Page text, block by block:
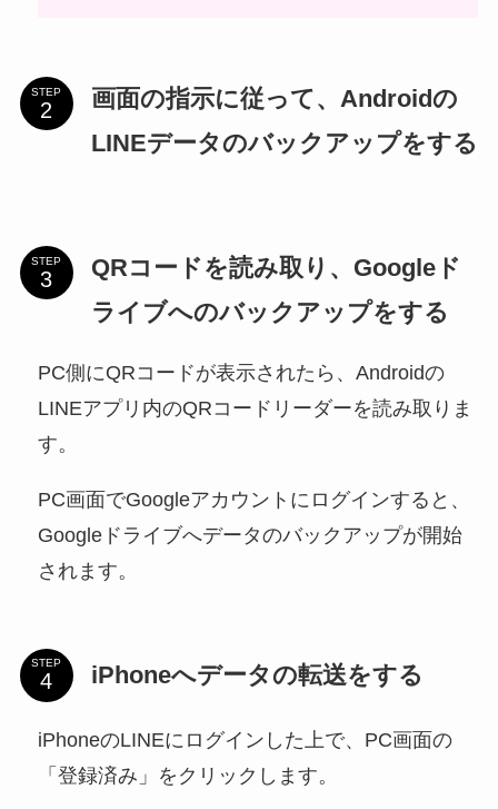
STEP
画面の指示に従って、Androidの
LINEデータのバックアップをする
STEP
QRコードを読み取り、Googleド
ライブへのバックアップをする
PC側にQRコードが表示されたら、Androidの
LINEアプリ内のQRコードリーダーを読み取りま
す。
PC画面でGoogleアカウントにログインすると、
Googleドライブへデータのバックアップが開始
されます。
STEP iPhoneへデータの転送をする
iPhoneのLINEにログインした上で、PC画面の
「登録済み」をクリックします。